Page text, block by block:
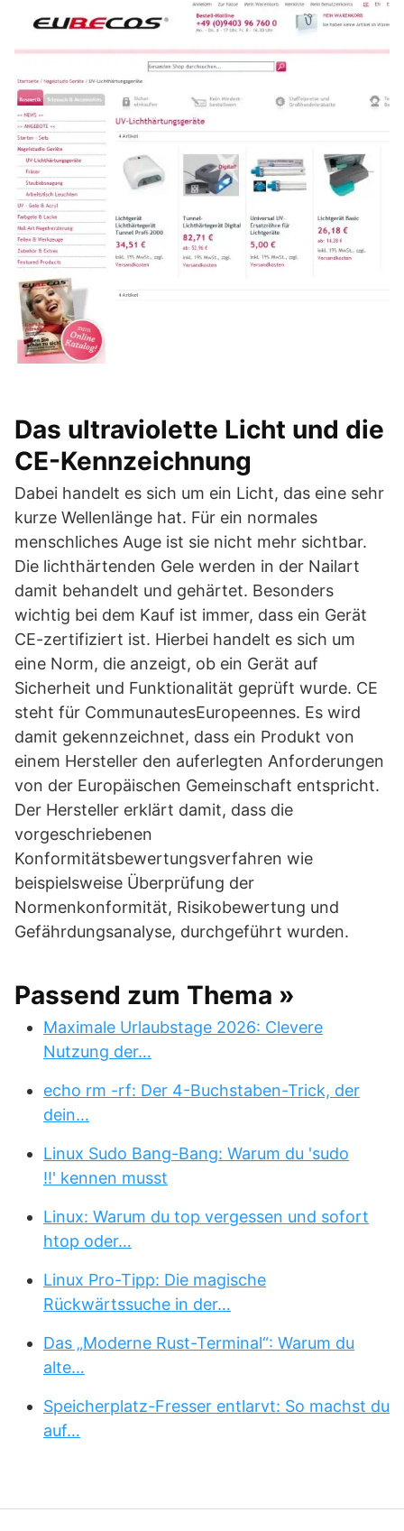
Das ultraviolette Licht und die
CE-Kennzeichnung
Dabei handelt es sich um ein Licht, das eine sehr
kurze Wellenlänge hat. Für ein normales
menschliches Auge ist sie nicht mehr sichtbar.
Die lichthärtenden Gele werden in der Nailart
damit behandelt und gehärtet. Besonders
wichtig bei dem Kauf ist immer, dass ein Gerät
CE-zertifiziert ist. Hierbei handelt es sich um
eine Norm, die anzeigt, ob ein Gerät auf
Sicherheit und Funktionalität geprüft wurde. CE
steht für CommunautesEuropeennes. Es wird
damit gekennzeichnet, dass ein Produkt von
einem Hersteller den auferlegten Anforderungen
von der Europäischen Gemeinschaft entspricht.
Der Hersteller erklärt damit, dass die
vorgeschriebenen
Konformitätsbewertungsverfahren wie
beispielsweise Überprüfung der
Normenkonformität, Risikobewertung und
Gefährdungsanalyse, durchgeführt wurden.
Passend zum Thema »
Maximale Urlaubstage 2026: Clevere
Nutzung der…
echo rm -rf: Der 4-Buchstaben-Trick, der
dein…
Linux Sudo Bang-Bang: Warum du 'sudo
!!' kennen musst
Linux: Warum du top vergessen und sofort
htop oder…
Linux Pro-Tipp: Die magische
Rückwärtssuche in der…
Das „Moderne Rust-Terminal“: Warum du
alte…
Speicherplatz-Fresser entlarvt: So machst du
auf…